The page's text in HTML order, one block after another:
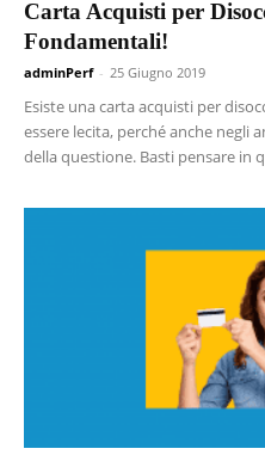
Carta Acquisti per
Fondamentali!
adminPerf - 25 Giugno 2019
Esiste una carta acquisti per
essere lecita, perché anche negli
della questione. Basti pensare in